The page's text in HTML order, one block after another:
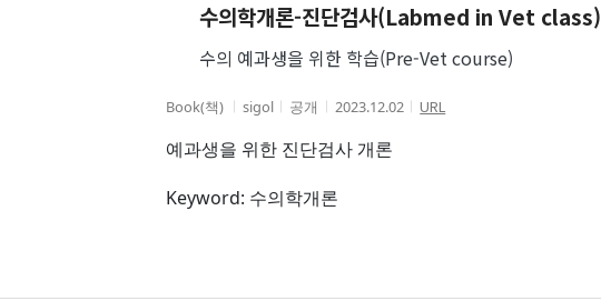
수의학개론-진단검사(Labmed in Vet class)
수의 예과생을 위한 학습(Pre-Vet course)
Book(책) sigol 공개 2023.12.02 URL
예과생을 위한 진단검사 개론
Keyword: 수의학개론